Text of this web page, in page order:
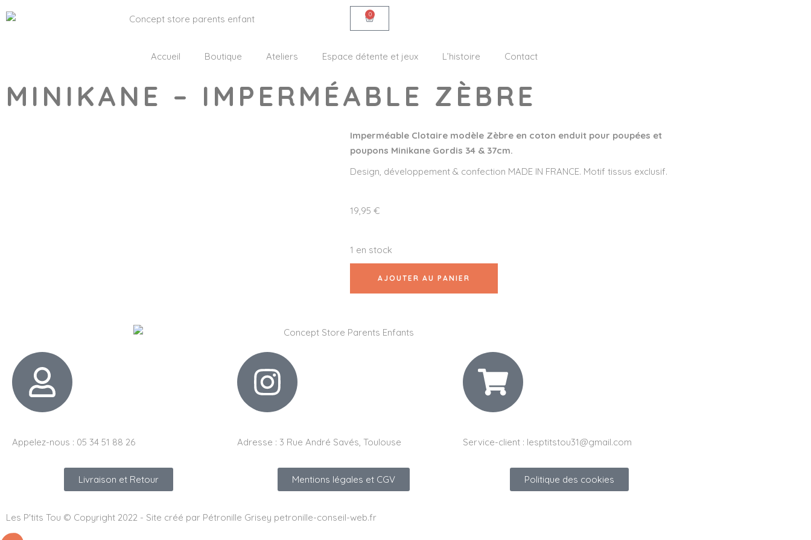
0
Accueil Boutique Ateliers Espace détente et jeux L’histoire Contact
MINIKANE – IMPERMÉABLE ZÈBRE
Imperméable Clotaire modèle Zèbre en coton enduit pour poupées et
poupons Minikane Gordis 34 & 37cm.
Design, développement & confection MADE IN FRANCE. Motif tissus exclusif.
19,95 €
1 en stock
AJOUTER AU PANIER
Appelez-nous : 05 34 51 88 26 Adresse : 3 Rue André Savés, Toulouse Service-client : lesptitstou31@gmail.com
Livraison et Retour Mentions légales et CGV Politique des cookies
Les P'tits Tou © Copyright 2022 - Site créé par Pétronille Grisey petronille-conseil-web.fr